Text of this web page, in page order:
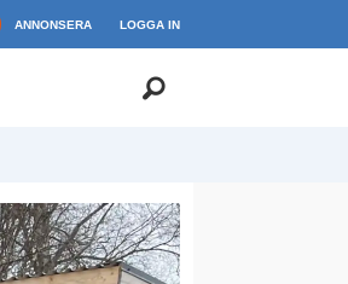
ANNONSERA LOGGA IN